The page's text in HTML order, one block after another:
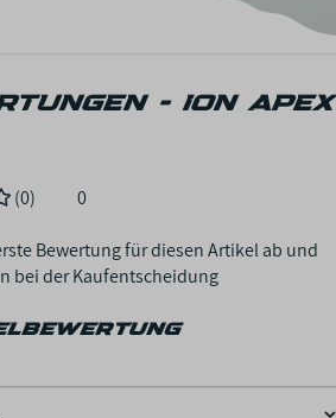
- ION
(0) 0
Bewertung für diesen Artikel ab und
bei der Kaufentscheidung